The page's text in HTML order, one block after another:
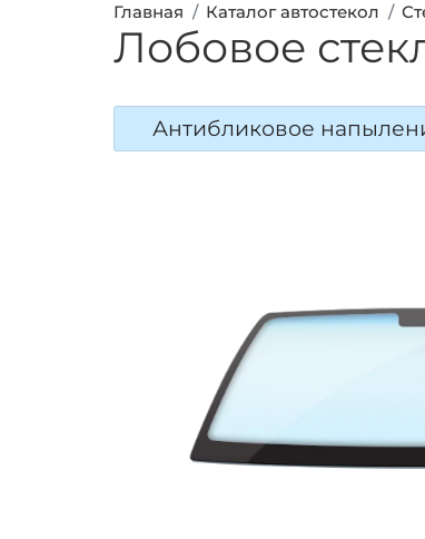
Главная Каталог автостекол
Лобовое
Антибликовое